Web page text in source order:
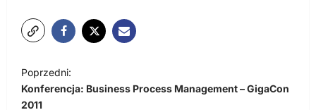
N
a
Poprzedni:
Konferencja: Business Process Management – GigaCon
2011